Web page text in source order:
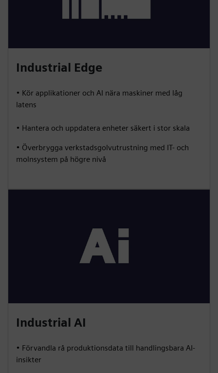
Industrial Edge
• Kör applikationer och AI nära maskiner med låg
latens
• Hantera och uppdatera enheter säkert i stor skala
• Överbrygga verkstadsgolvutrustning med IT- och
molnsystem på högre nivå
Industrial AI
• Förvandla rå produktionsdata till handlingsbara AI-
insikter